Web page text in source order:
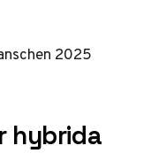
2025
hybrida